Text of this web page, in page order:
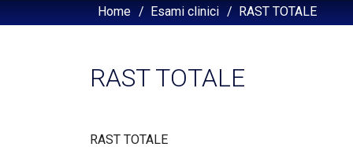
Home / Esami clinici / RAST TOTALE
RAST TOTALE
RAST TOTALE